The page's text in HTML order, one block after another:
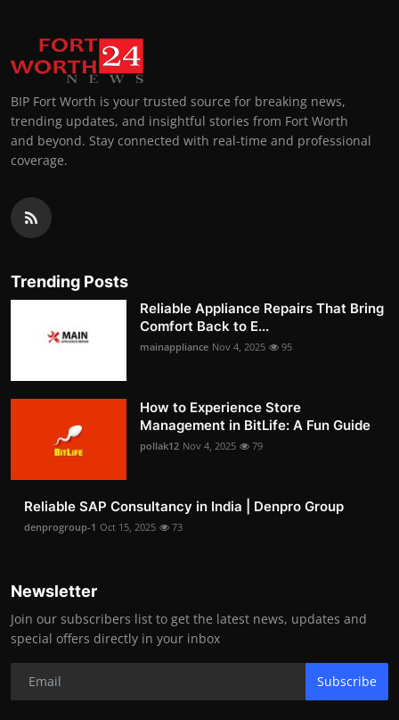
BIP Fort Worth is your trusted source for breaking news,
trending updates, and insightful stories from Fort Worth
and beyond. Stay connected with real-time and professional
coverage.
Trending Posts
Reliable Appliance Repairs That Bring
Comfort Back to E...
mainappliance Nov 4, 2025 95
How to Experience Store
Management in BitLife: A Fun Guide
pollak12 Nov 4, 2025 79
Reliable SAP Consultancy in India | Denpro Group
denprogroup-1 Oct 15, 2025 73
Newsletter
Join our subscribers list to get the latest news, updates and
special offers directly in your inbox
Subscribe